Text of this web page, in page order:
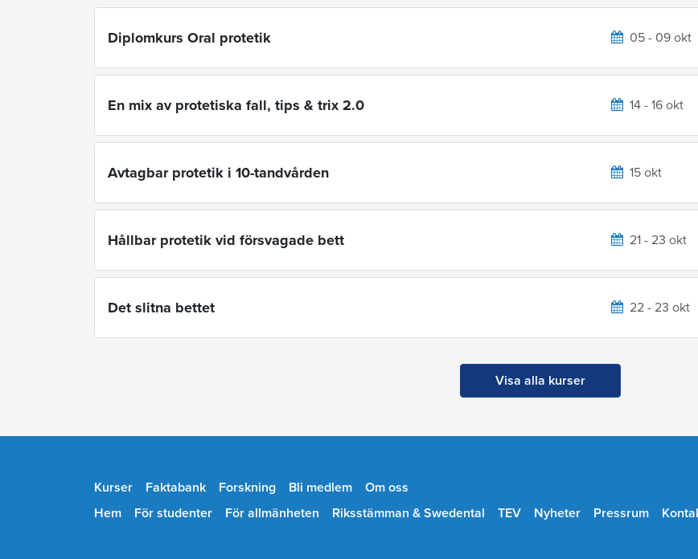
Diplomkurs Oral protetik 05 - 09 okt
En mix av protetiska fall, tips & trix 2.0 14 - 16 okt
Avtagbar protetik i 10-tandvården 15 okt
Hållbar protetik vid försvagade bett 21 - 23 okt
Det slitna bettet 22 - 23 okt
Visa alla kurser
Kurser Faktabank Forskning Bli medlem
Om oss
Hem
För studenter För allmänheten Riksstämman & Swedental TEV Nyheter Pressrum